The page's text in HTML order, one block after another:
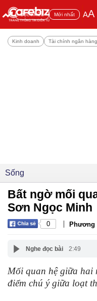
Đọc nhiều Mới nhất AA
Kinh doanh Tài chính ngân hàng
Sống
Bất ngờ mối
Sơn Ngọc Minh
0 | Phương
Nghe đọc bài 2:49
Mối quan hệ giữa hai
điểm chú ý giữa loạt